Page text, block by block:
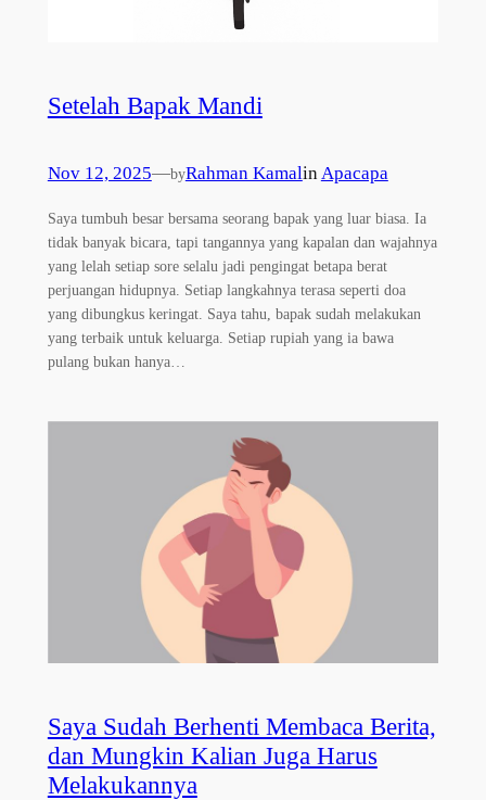
Setelah Bapak Mandi
Nov 12, 2025—byRahman KamalinApacapa
Saya tumbuh besar bersama seorang bapak yang luar biasa. Ia
tidak banyak bicara, tapi tangannya yang kapalan dan wajahnya
yang lelah setiap sore selalu jadi pengingat betapa berat
perjuangan hidupnya. Setiap langkahnya terasa seperti doa
yang dibungkus keringat. Saya tahu, bapak sudah melakukan
yang terbaik untuk keluarga. Setiap rupiah yang ia bawa
pulang bukan hanya…
Saya Sudah Berhenti Membaca Berita,
dan Mungkin Kalian Juga Harus
Melakukannya